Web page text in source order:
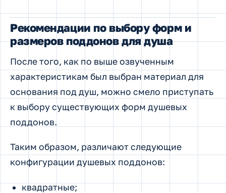
Рекомендации по выбору форм и
размеров поддонов для душа
После того, как по выше озвученным
характеристикам был выбран материал для
основания под душ, можно смело приступать
к выбору существующих форм душевых
поддонов.
Таким образом, различают следующие
конфигурации душевых поддонов:
квадратные;